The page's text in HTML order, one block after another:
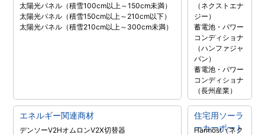
太陽光パネル（積雪100cm以上～150cm未満）
太陽光パネル（積雪150cm以上～210cm以下）
太陽光パネル（積雪210cm以上～300cm未満）
（ネクストエナ
ジー）
蓄電池・パワー
コンディショナ
（ハンファジャ
パン）
蓄電池・パワー
コンディショナ
（長州産業）
エネルギー関連商材
デンソーV2HオムロンV2X切替器
住宅用ソーラ
ーカーポート
Harmost（ネク